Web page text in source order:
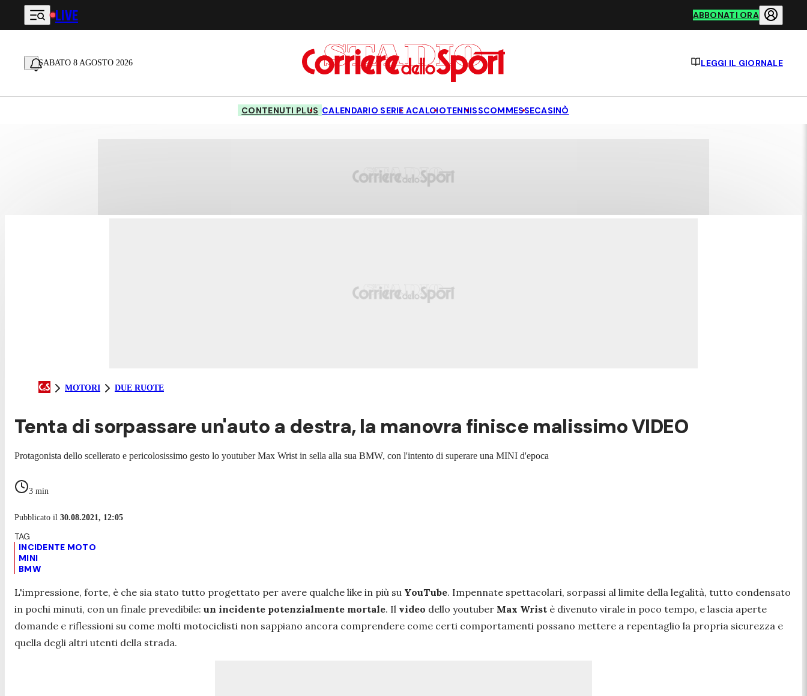
Vai al contenuto principale
LIVE ABBONATI ORA
SABATO 8 AGOSTO 2026 LEGGI IL GIORNALE
CONTENUTI PLUS CALENDARIO SERIE ACALCIOTENNISSCOMMESSECASINÒ
MOTORI DUE RUOTE
Tenta di sorpassare un'auto a destra, la manovra finisce malissimo VIDEO
Protagonista dello scellerato e pericolosissimo gesto lo youtuber Max Wrist in sella alla sua BMW, con l'intento di superare una MINI d'epoca
3 min
Pubblicato il 30.08.2021, 12:05
INCIDENTE MOTO
MINI
BMW
L'impressione, forte, è che sia stato tutto progettato per avere qualche like in più su YouTube. Impennate spettacolari, sorpassi al limite della legalità, tutto condensato
in pochi minuti, con un finale prevedibile: un incidente potenzialmente mortale. Il video dello youtuber Max Wrist è divenuto virale in poco tempo, e lascia aperte
domande e riflessioni su come molti motociclisti non sappiano ancora comprendere come certi comportamenti possano mettere a repentaglio la propria sicurezza e
quella degli altri utenti della strada.